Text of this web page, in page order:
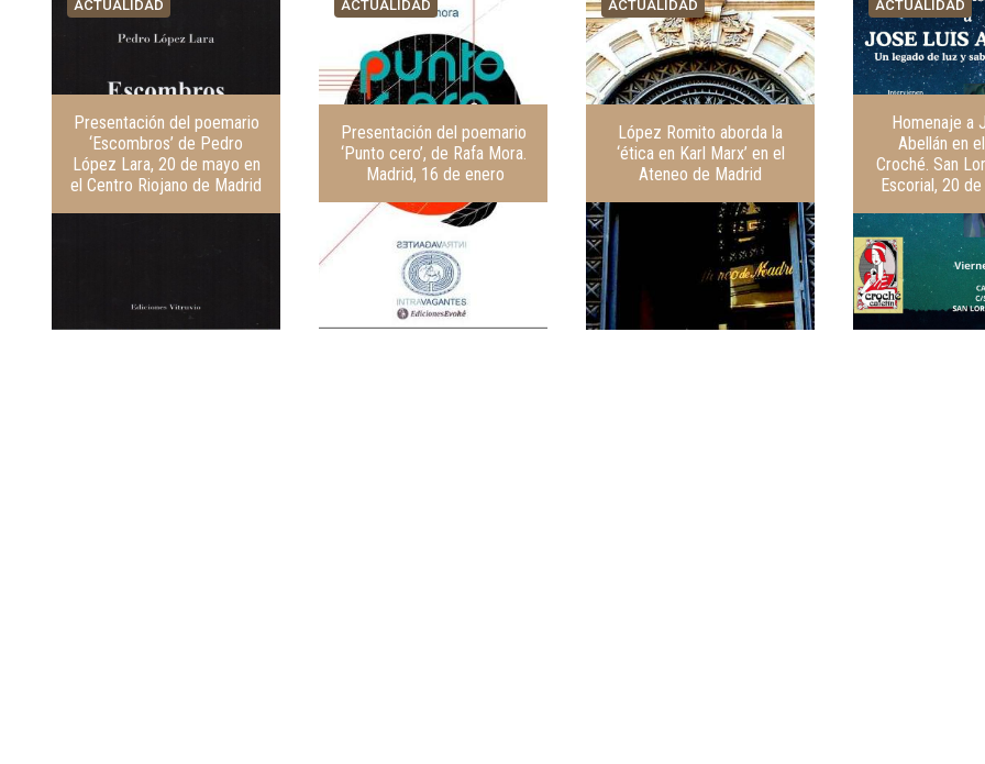
ACTUALIDAD
Presentación del poemario
‘Escombros’ de Pedro
López Lara, 20 de mayo en
el Centro Riojano de Madrid
ACTUALIDAD
Presentación del poemario
‘Punto cero’, de Rafa Mora.
Madrid, 16 de enero
ACTUALIDAD
López Romito aborda la
‘ética en Karl Marx’ en el
Ateneo de Madrid
ACTUALIDAD
Homenaje a
Abellán en
Croché. San
Escorial, 20